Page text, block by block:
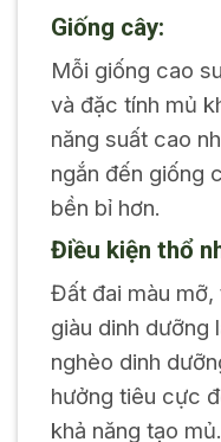
Giống cây:
Mỗi giống cao
và đặc tính mủ
năng suất cao
ngắn đến giống
bền bỉ hơn.
Điều kiện thổ
Đất đai màu
giàu dinh dưỡng
nghèo dinh
hưởng tiêu cực
khả năng tạo mủ.